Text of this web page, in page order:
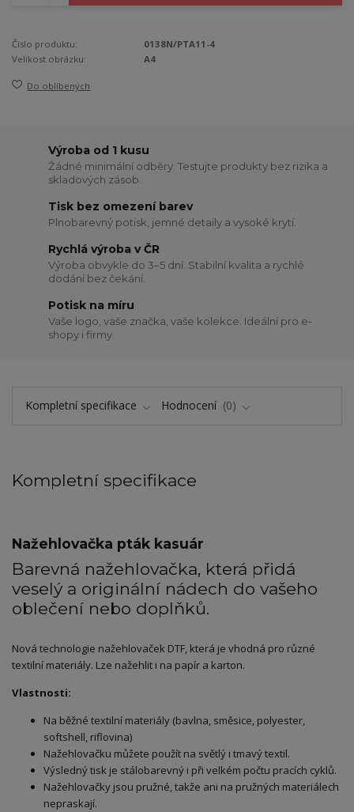
Číslo produktu:
0138N/PTA11-4
Velikost obrázku:
A4
Do oblíbených
Výroba od 1 kusu
Žádné minimální odběry. Testujte produkty bez rizika a
skladových zásob.
Tisk bez omezení barev
Plnobarevný potisk, jemné detaily a vysoké krytí.
Rychlá výroba v ČR
Výroba obvykle do 3–5 dní. Stabilní kvalita a rychlé
dodání bez čekání.
Potisk na míru
Vaše logo, vaše značka, vaše kolekce. Ideální pro e-
shopy i firmy.
Kompletní specifikace Hodnocení 0
Kompletní specifikace
Nažehlovačka pták kasuár
Barevná nažehlovačka, která přidá
veselý a originální nádech do vašeho
oblečení nebo doplňků.
Nová technologie nažehlovaček DTF, která je vhodná pro různé
textilní materiály. Lze nažehlit i na papír a karton.
Vlastnosti:
Na běžné textilní materiály (bavlna, směsice, polyester,
softshell, riflovina)
Nažehlovačku můžete použít na světlý i tmavý textil.
Výsledný tisk je stálobarevný i při velkém počtu pracích cyklů.
Nažehlovačky jsou pružné, takže ani na pružných materiálech
nepraskají.